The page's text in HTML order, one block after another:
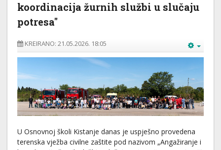
koordinacija žurnih službi u slučaju
potresa"
KREIRANO: 21.05.2026. 18:05
U Osnovnoj školi Kistanje danas je uspješno provedena
terenska vježba civilne zaštite pod nazivom „Angažiranje i